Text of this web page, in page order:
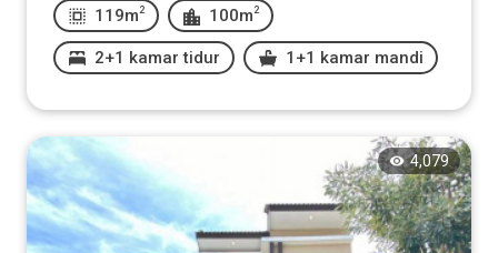
119m 2 100m 2
2+1 kamar tidur 1+1 kamar mandi
4,079